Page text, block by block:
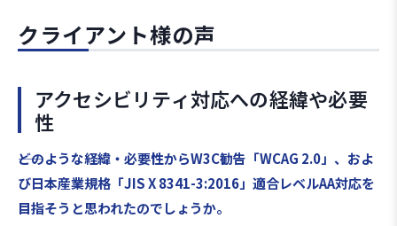
クライアント様の声
アクセシビリティ対応への経緯や必要
性
――どのような経緯・必要性からW3C勧告「WCAG 2.0」、およ
び日本産業規格「JIS X 8341-3:2016」適合レベルAA対応を
目指そうと思われたのでしょうか。